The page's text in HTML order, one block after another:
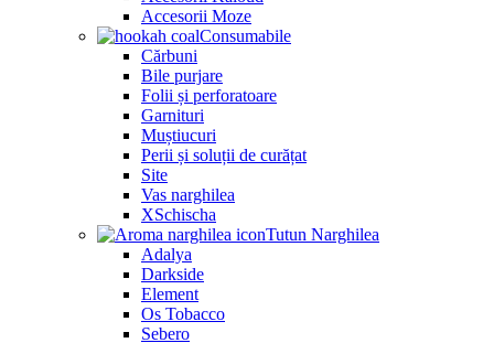
Accesorii Moze
Consumabile
Cărbuni
Bile purjare
Folii și perforatoare
Garnituri
Muștiucuri
Perii și soluții de curățat
Site
Vas narghilea
XSchischa
Tutun Narghilea
Adalya
Darkside
Element
Os Tobacco
Sebero